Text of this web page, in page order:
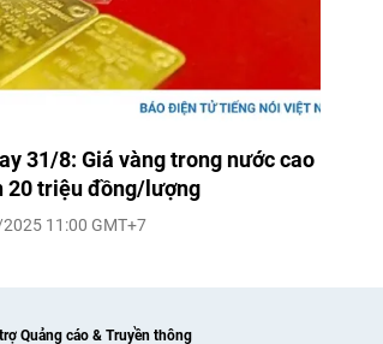
31/8: Giá vàng trong nước cao
20 triệu đồng/lượng
11:00 GMT+7
Quảng cáo & Truyền thông